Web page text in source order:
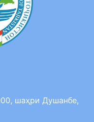
шаҳри Душанбе,